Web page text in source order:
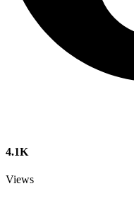
4.1K
Views